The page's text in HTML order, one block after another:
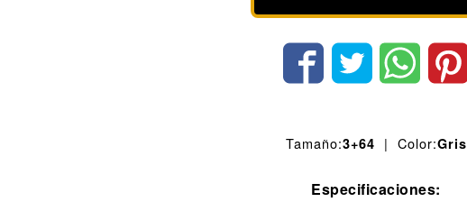
Tamaño:3+64 | Color:Gris
Especificaciones: